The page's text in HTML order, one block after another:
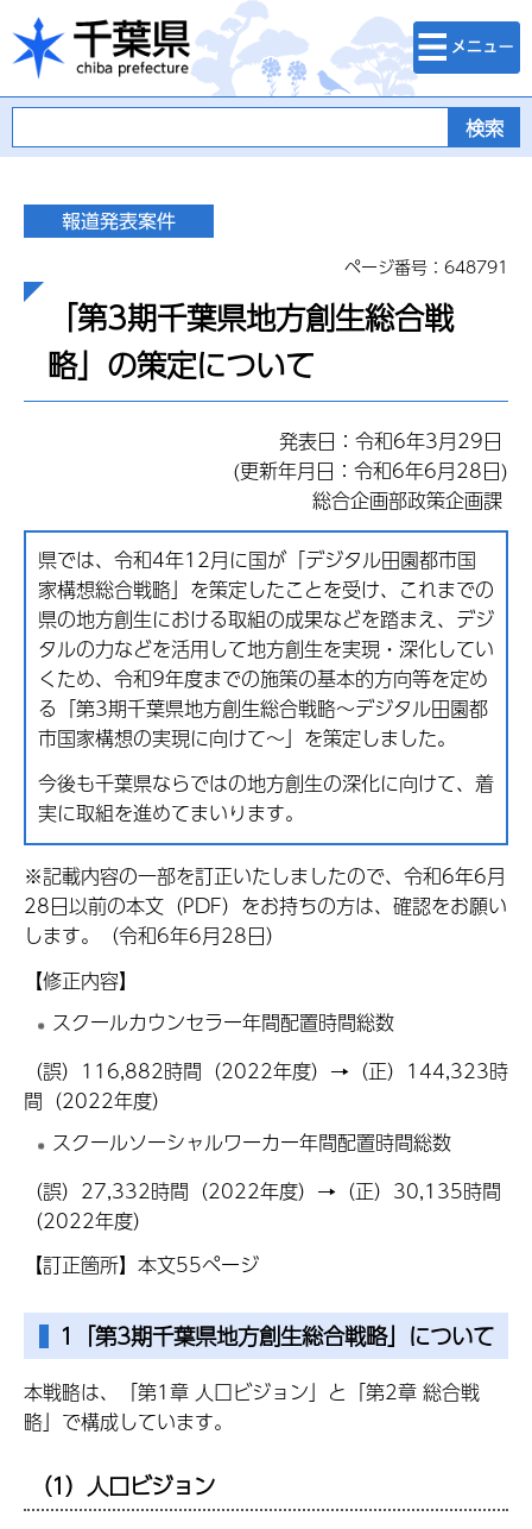
千葉県
検索・メニュ
ー
ページ番号：648791
「第3期千葉県地方創生総合戦
略」の策定について
発表日：令和6年3月29日
(更新年月日：令和6年6月28日)
総合企画部政策企画課
県では、令和4年12月に国が「デジタル田園都市国
家構想総合戦略」を策定したことを受け、これまでの
県の地方創生における取組の成果などを踏まえ、デジ
タルの力などを活用して地方創生を実現・深化してい
くため、令和9年度までの施策の基本的方向等を定め
る「第3期千葉県地方創生総合戦略～デジタル田園都
市国家構想の実現に向けて～」を策定しました。
今後も千葉県ならではの地方創生の深化に向けて、着
実に取組を進めてまいります。
※記載内容の一部を訂正いたしましたので、令和6年6月
28日以前の本文（PDF）をお持ちの方は、確認をお願い
します。（令和6年6月28日）
【修正内容】
スクールカウンセラー年間配置時間総数
（誤）116,882時間（2022年度）→（正）144,323時
間（2022年度）
スクールソーシャルワーカー年間配置時間総数
（誤）27,332時間（2022年度）→（正）30,135時間
（2022年度）
【訂正箇所】本文55ページ
1「第3期千葉県地方創生総合戦略」について
本戦略は、「第1章 人口ビジョン」と「第2章 総合戦
略」で構成しています。
（1）人口ビジョン